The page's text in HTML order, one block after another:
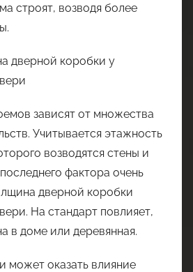
строят, возводя более
зависят от множества
Учитывается этажность
возводятся стены и
фактора очень
дверной коробки
На стандарт повлияет,
в доме или деревянная.
может оказать влияние